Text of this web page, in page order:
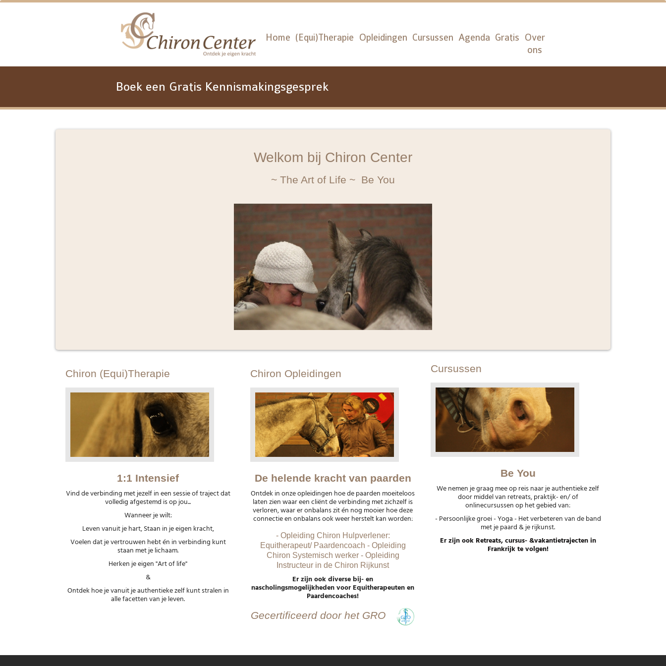
Home (Equi)Therapie Opleidingen Cursussen Agenda Gratis Over
ons
Boek een Gratis Kennismakingsgesprek
Welkom bij Chiron Center
~ The Art of Life ~ Be You
Chiron (Equi)Therapie
1:1 Intensief
Vind de verbinding met jezelf in een sessie of traject dat
volledig afgestemd is op jou...
Wanneer je wilt:
Leven vanuit je hart, Staan in je eigen kracht,
Voelen dat je vertrouwen hebt én in verbinding kunt
staan met je lichaam.
Herken je eigen "Art of life"
&
Ontdek hoe je vanuit je authentieke zelf kunt stralen in
alle facetten van je leven.
Chiron Opleidingen
De helende kracht van paarden
Ontdek in onze opleidingen hoe de paarden moeiteloos
laten zien waar een cliënt de verbinding met zichzelf is
verloren, waar er onbalans zit én nog mooier hoe deze
connectie en onbalans ook weer herstelt kan worden:
- Opleiding Chiron Hulpverlener:
Equitherapeut/ Paardencoach - Opleiding
Chiron Systemisch werker - Opleiding
Instructeur in de Chiron Rijkunst
Er zijn ook diverse bij- en
nascholingsmogelijkheden voor Equitherapeuten en
Paardencoaches!
Gecertificeerd door het GRO
Cursussen
Be You
We nemen je graag mee op reis naar je authentieke zelf
door middel van retreats, praktijk- en/ of
onlinecursussen op het gebied van:
- Persoonlijke groei - Yoga - Het verbeteren van de band
met je paard & je rijkunst.
Er zijn ook Retreats, cursus- &vakantietrajecten in
Frankrijk te volgen!